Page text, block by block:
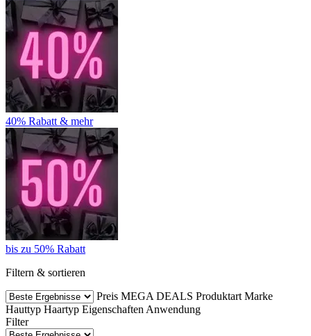
40% Rabatt & mehr
bis zu 50% Rabatt
Filtern & sortieren
Preis MEGA DEALS Produktart Marke
Hauttyp Haartyp Eigenschaften Anwendung
Filter